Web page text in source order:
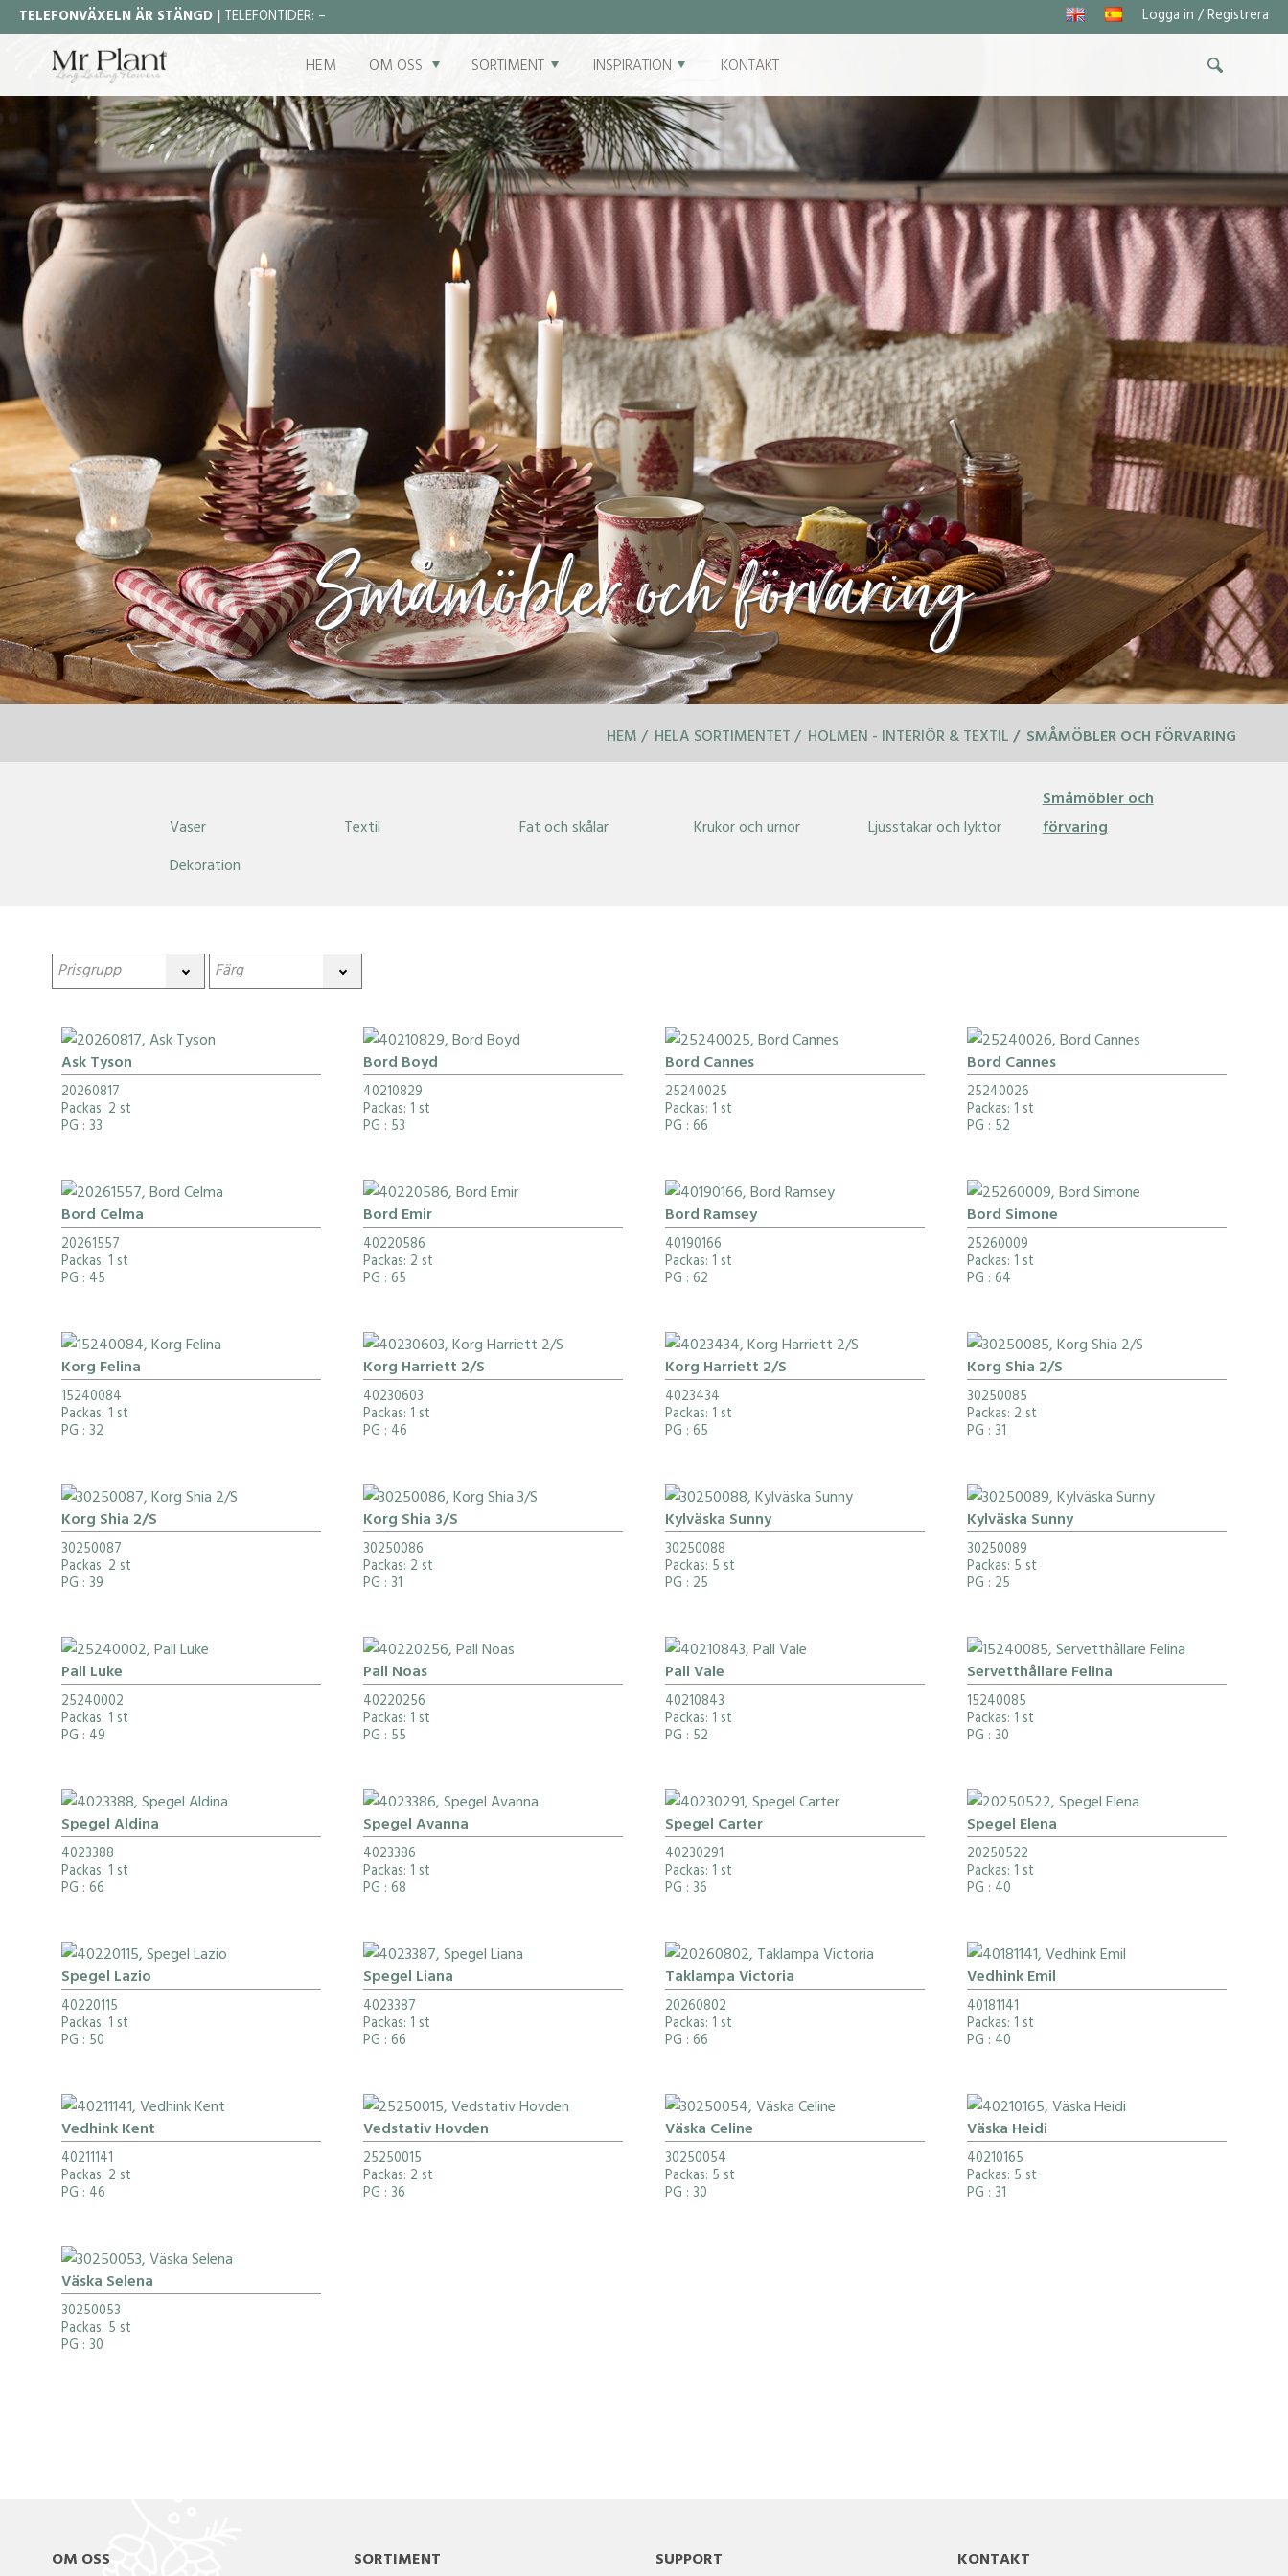
TELEFONVÄXELN ÄR STÄNGD |TELEFONTIDER: – Logga in / Registrera
HEM OM OSS SORTIMENT INSPIRATION KONTAKT
Småmöbler och förvaring
HEM HELA SORTIMENTET HOLMEN - INTERIÖR & TEXTIL SMÅMÖBLER OCH FÖRVARING
Vaser Textil Fat och skålar Krukor och urnor Ljusstakar och lyktor
Småmöbler och
förvaring
Dekoration
Ask Tyson
20260817
Packas: 2 st
PG : 33
Bord Boyd
40210829
Packas: 1 st
PG : 53
Bord Cannes
25240025
Packas: 1 st
PG : 66
Bord Cannes
25240026
Packas: 1 st
PG : 52
Bord Celma
20261557
Packas: 1 st
PG : 45
Bord Emir
40220586
Packas: 2 st
PG : 65
Bord Ramsey
40190166
Packas: 1 st
PG : 62
Bord Simone
25260009
Packas: 1 st
PG : 64
Korg Felina
15240084
Packas: 1 st
PG : 32
Korg Harriett 2/S
40230603
Packas: 1 st
PG : 46
Korg Harriett 2/S
4023434
Packas: 1 st
PG : 65
Korg Shia 2/S
30250085
Packas: 2 st
PG : 31
Korg Shia 2/S
30250087
Packas: 2 st
PG : 39
Korg Shia 3/S
30250086
Packas: 2 st
PG : 31
Kylväska Sunny
30250088
Packas: 5 st
PG : 25
Kylväska Sunny
30250089
Packas: 5 st
PG : 25
Pall Luke
25240002
Packas: 1 st
PG : 49
Pall Noas
40220256
Packas: 1 st
PG : 55
Pall Vale
40210843
Packas: 1 st
PG : 52
Servetthållare Felina
15240085
Packas: 1 st
PG : 30
Spegel Aldina
4023388
Packas: 1 st
PG : 66
Spegel Avanna
4023386
Packas: 1 st
PG : 68
Spegel Carter
40230291
Packas: 1 st
PG : 36
Spegel Elena
20250522
Packas: 1 st
PG : 40
Spegel Lazio
40220115
Packas: 1 st
PG : 50
Spegel Liana
4023387
Packas: 1 st
PG : 66
Taklampa Victoria
20260802
Packas: 1 st
PG : 66
Vedhink Emil
40181141
Packas: 1 st
PG : 40
Vedhink Kent
40211141
Packas: 2 st
PG : 46
Vedstativ Hovden
25250015
Packas: 2 st
PG : 36
Väska Celine
30250054
Packas: 5 st
PG : 30
Väska Heidi
40210165
Packas: 5 st
PG : 31
Väska Selena
30250053
Packas: 5 st
PG : 30
OM OSS SORTIMENT SUPPORT KONTAKT